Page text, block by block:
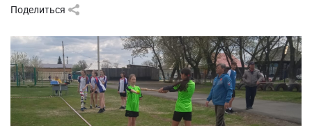
Поделиться